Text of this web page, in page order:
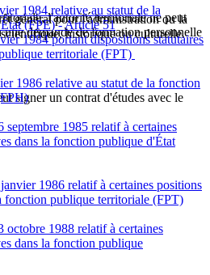
général pour l'administration ou la
historique ou culturelle.
signer un contrat d'études avec le
l'autorité territoriale ne peut
demande de formation personnelle
1984 relative au statut de la
(FPE) - Article 51
1984 portant dispositions statutaires
territoriale (FPT)
1986 relative au statut de la fonction
septembre 1985 relatif à certaines
dans la fonction publique d'État
1986 relatif à certaines positions
fonction publique territoriale (FPT)
octobre 1988 relatif à certaines
dans la fonction publique